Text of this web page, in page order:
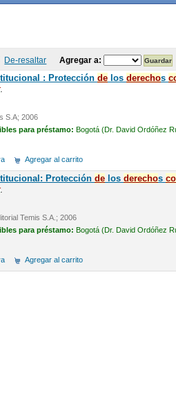
De-resaltar Agregar a:
: Protección delos derechos
.
S.A; 2006
para préstamo: Bogotá (Dr. David Ordóñez
Agregar al carrito
Protección delos derechos
.
Temis S.A.; 2006
para préstamo: Bogotá (Dr. David Ordóñez
Agregar al carrito